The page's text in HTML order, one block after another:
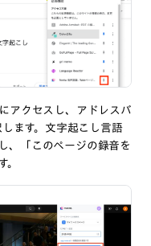
アクセスし、アドレスバ
ます。文字起こし言語
、「このページの録音を
。